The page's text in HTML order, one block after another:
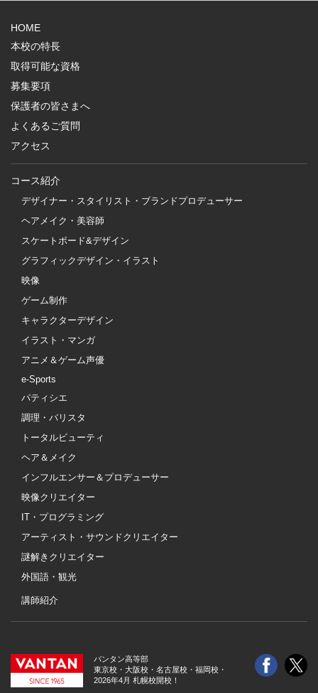
HOME
本校の特長
取得可能な資格
募集要項
保護者の皆さまへ
よくあるご質問
アクセス
コース紹介
デザイナー・スタイリスト・ブランドプロデューサー
ヘアメイク・美容師
スケートボード&デザイン
グラフィックデザイン・イラスト
映像
ゲーム制作
キャラクターデザイン
イラスト・マンガ
アニメ＆ゲーム声優
e-Sports
パティシエ
調理・バリスタ
トータルビューティ
ヘア＆メイク
インフルエンサー＆プロデューサー
映像クリエイター
IT・プログラミング
アーティスト・サウンドクリエイター
謎解きクリエイター
外国語・観光
講師紹介
バンタン高等部
東京校・大阪校・ 名古屋校・福岡校・
2026年4月 札幌校開校！